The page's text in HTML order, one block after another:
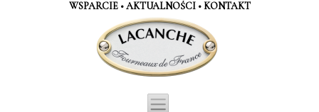
WSPARCIE•AKTUALNOŚCI•KONTAKT
Panel zarządzania plikami cookies